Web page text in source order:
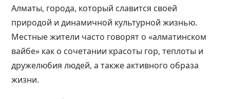
Алматы, города, который славится своей
природой и динамичной культурной жизнью.
Местные жители часто говорят о «алматинском
вайбе» как о сочетании красоты гор, теплоты и
дружелюбия людей, а также активного образа
жизни​.